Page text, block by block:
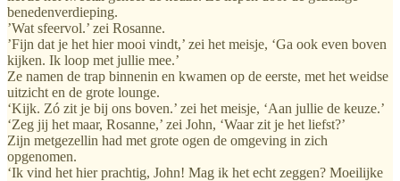
benedenverdieping.
’Wat sfeervol.’ zei Rosanne.
’Fijn dat je het hier mooi vindt,’ zei het meisje, ‘Ga ook even boven
kijken. Ik loop met jullie mee.’
Ze namen de trap binnenin en kwamen op de eerste, met het weidse
uitzicht en de grote lounge.
‘Kijk. Zó zit je bij ons boven.’ zei het meisje, ‘Aan jullie de keuze.’
‘Zeg jij het maar, Rosanne,’ zei John, ‘Waar zit je het liefst?’
Zijn metgezellin had met grote ogen de omgeving in zich
opgenomen.
‘Ik vind het hier prachtig, John! Mag ik het echt zeggen? Moeilijke